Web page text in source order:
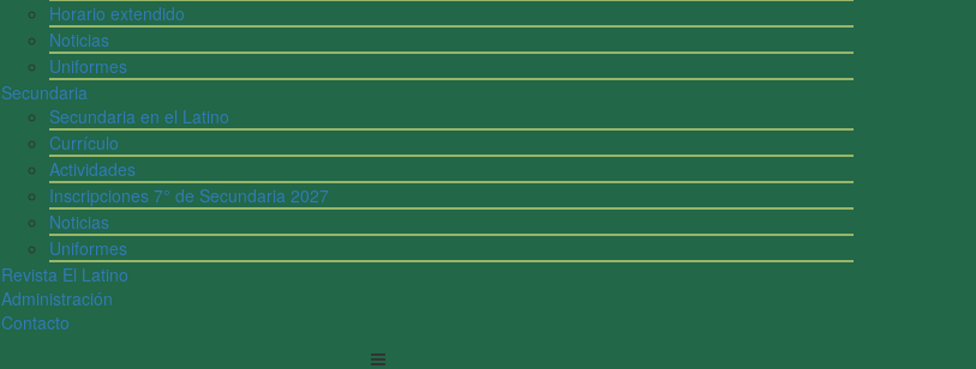
Horario extendido
Noticias
Uniformes
Secundaria
Secundaria en el Latino
Currículo
Actividades
Inscripciones 7° de Secundaria 2027
Noticias
Uniformes
Revista El Latino
Administración
Contacto